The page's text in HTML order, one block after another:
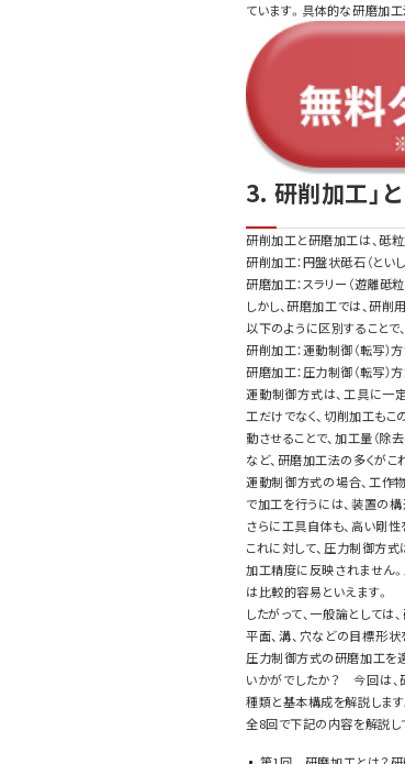
ています。具体的な研磨加
3. 研削加工」
研削加工と研磨加工は、砥
研削加工：円盤状砥石（と
研磨加工：スラリー（遊離砥
しかし、研磨加工では、研
以下のように区別することで
研削加工：運動制御（転写）
研磨加工：圧力制御（転写）
運動制御方式は、工具に一
工だけでなく、切削加工も
動させることで、加工量（除
など、研磨加工法の多くがこ
運動制御方式の場合、工作
で加工を行うには、装置の
さらに工具自体も、高い剛性
これに対して、圧力制御方
加工精度に反映されません。
は比較的容易といえます。
したがって、一般論として
平面、溝、穴などの目標形
圧力制御方式の研磨加工を
いかがでしたか？ 今回は、
種類と基本構成を解説します
全8回で下記の内容を解説し